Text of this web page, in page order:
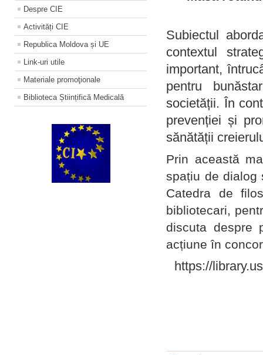
Despre CIE
Activități CIE
Republica Moldova și UE
Link-uri utile
Materiale promoţionale
Biblioteca Științifică Medicală
Subiectul
contextul
important,
pentru
societății. În
prevenției și
sănătății
Prin această
spațiu de dialog
Catedra de
bibliotecari,
discuta despre
acțiune în
https://